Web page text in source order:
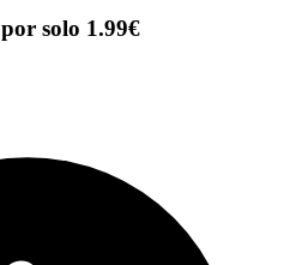
solo 1.99€